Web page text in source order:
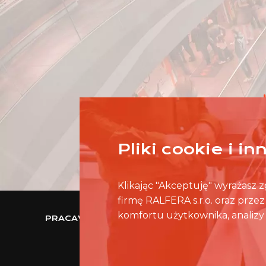
PRACAWCENTRUMHANDLOWYM.PL
Pliki cookie i
Klikając "Akceptuję" wyrażasz
firmę RALFERA s.r.o. oraz
komfortu użytkownika,